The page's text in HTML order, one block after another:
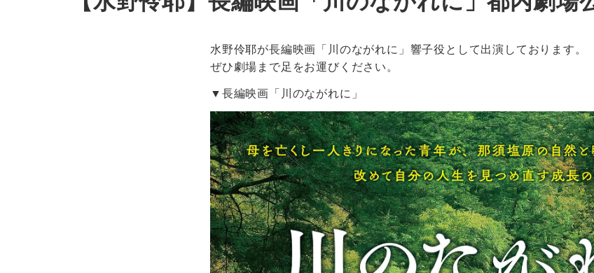
水野伶耶が長編映画「川のながれに」響子役として出演しております。
ぜひ劇場まで足をお運びください。
▼長編映画「川のながれに」